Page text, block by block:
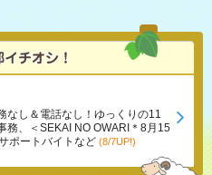
なし＆電話なし！ゆっくりの11
務、＜SEKAI NO OWARI＊8月15
ポートバイトなど (8/7UP!)